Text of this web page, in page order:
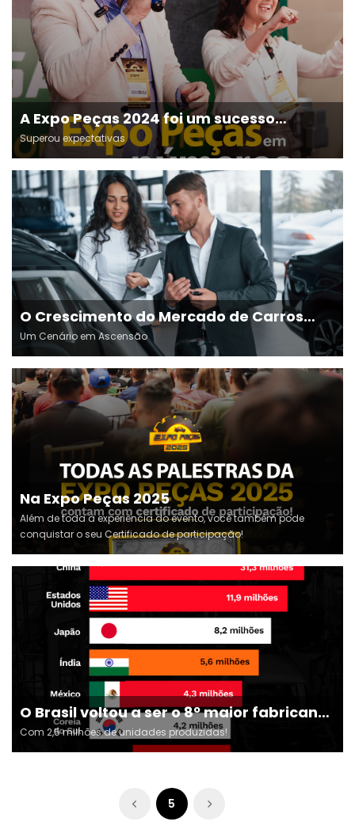
A Expo Peças 2024 foi um sucesso
absoluto!🚀
Superou expectativas
O Crescimento do Mercado de Carros
Usados no Brasil:
Um Cenário em Ascensão
Na Expo Peças 2025
Além de toda a experiência do evento, você também pode
conquistar o seu Certificado de participação!
O Brasil voltou a ser o 8º maior fabricante
de veículos do mundo
Com 2,5 milhões de unidades produzidas!
5